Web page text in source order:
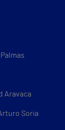
Aravaca
Soria